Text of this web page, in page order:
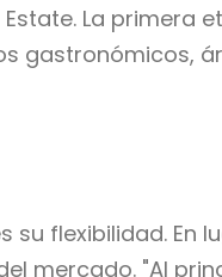
La
gastronómicos,
flexibilidad. En
mercado. "Al